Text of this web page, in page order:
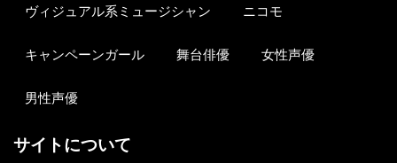
ヴィジュアル系ミュージシャン ニコモ
キャンペーンガール 舞台俳優 女性声優
男性声優
サイトについて